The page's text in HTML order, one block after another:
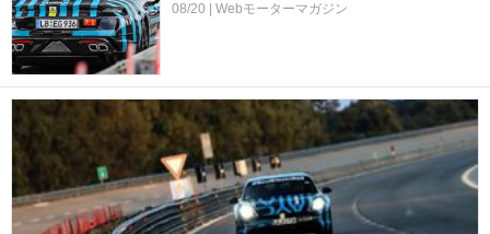
08/20 | Webモーターマガジン